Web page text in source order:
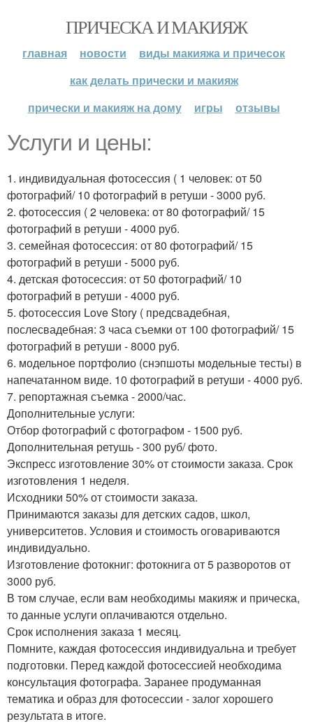
ПРИЧЕСКА И МАКИЯЖ
главная новости
виды макияжа и причесок
как делать прически и макияж
прически и макияж на дому
игры отзывы
Услуги и цены:
1. индивидуальная фотосессия ( 1 человек: от 50
фотографий/ 10 фотографий в ретуши - 3000 руб.
2. фотосессия ( 2 человека: от 80 фотографий/ 15
фотографий в ретуши - 4000 руб.
3. семейная фотосессия: от 80 фотографий/ 15
фотографий в ретуши - 5000 руб.
4. детская фотосессия: от 50 фотографий/ 10
фотографий в ретуши - 4000 руб.
5. фотосессия Love Story ( предсвадебная,
послесвадебная: 3 часа съемки от 100 фотографий/ 15
фотографий в ретуши - 8000 руб.
6. модельное портфолио (снэпшоты модельные тесты) в
напечатанном виде. 10 фотографий в ретуши - 4000 руб.
7. репортажная съемка - 2000/час.
Дополнительные услуги:
Отбор фотографий с фотографом - 1500 руб.
Дополнительная ретушь - 300 руб/ фото.
Экспресс изготовление 30% от стоимости заказа. Срок
изготовления 1 неделя.
Исходники 50% от стоимости заказа.
Принимаются заказы для детских садов, школ,
университетов. Условия и стоимость оговариваются
индивидуально.
Изготовление фотокниг: фотокнига от 5 разворотов от
3000 руб.
В том случае, если вам необходимы макияж и прическа,
то данные услуги оплачиваются отдельно.
Срок исполнения заказа 1 месяц.
Помните, каждая фотосессия индивидуальна и требует
подготовки. Перед каждой фотосессией необходима
консультация фотографа. Заранее продуманная
тематика и образ для фотосессии - залог хорошего
результата в итоге.